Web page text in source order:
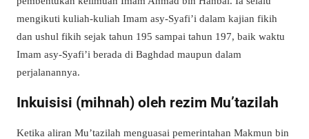
mengikuti kuliah-kuliah Imam asy-Syafi’i dalam kajian fikih
dan ushul fikih sejak tahun 195 sampai tahun 197, baik waktu
Imam asy-Syafi’i berada di Baghdad maupun dalam
perjalanannya.
Inkuisisi (mihnah) oleh rezim Mu’tazilah
Ketika aliran Mu’tazilah menguasai pemerintahan Makmun bin